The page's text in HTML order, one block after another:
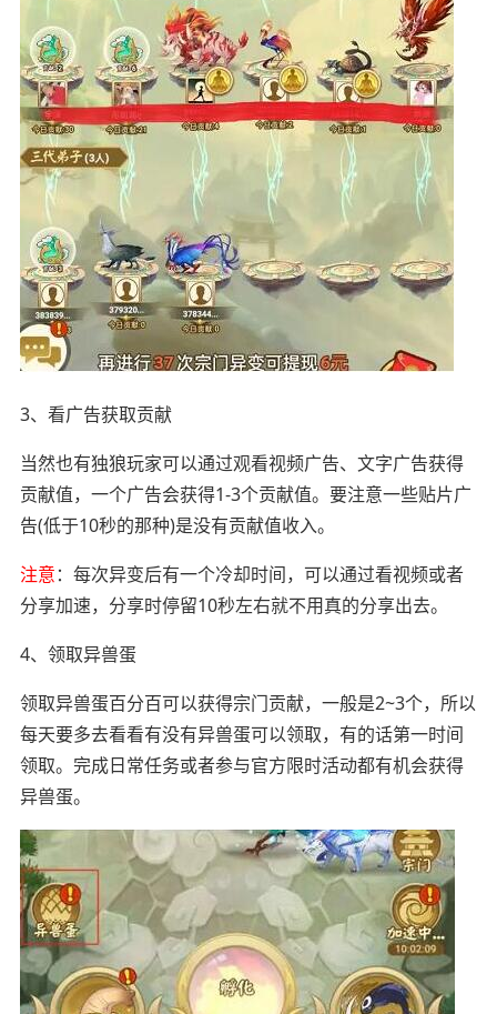
3、看广告获取贡献
当然也有独狼玩家可以通过观看视频广告、文字广告获得
贡献值，一个广告会获得1-3个贡献值。要注意一些贴片广
告(低于10秒的那种)是没有贡献值收入。
注意：每次异变后有一个冷却时间，可以通过看视频或者
分享加速，分享时停留10秒左右就不用真的分享出去。
4、领取异兽蛋
领取异兽蛋百分百可以获得宗门贡献，一般是2~3个，所以
每天要多去看看有没有异兽蛋可以领取，有的话第一时间
领取。完成日常任务或者参与官方限时活动都有机会获得
异兽蛋。